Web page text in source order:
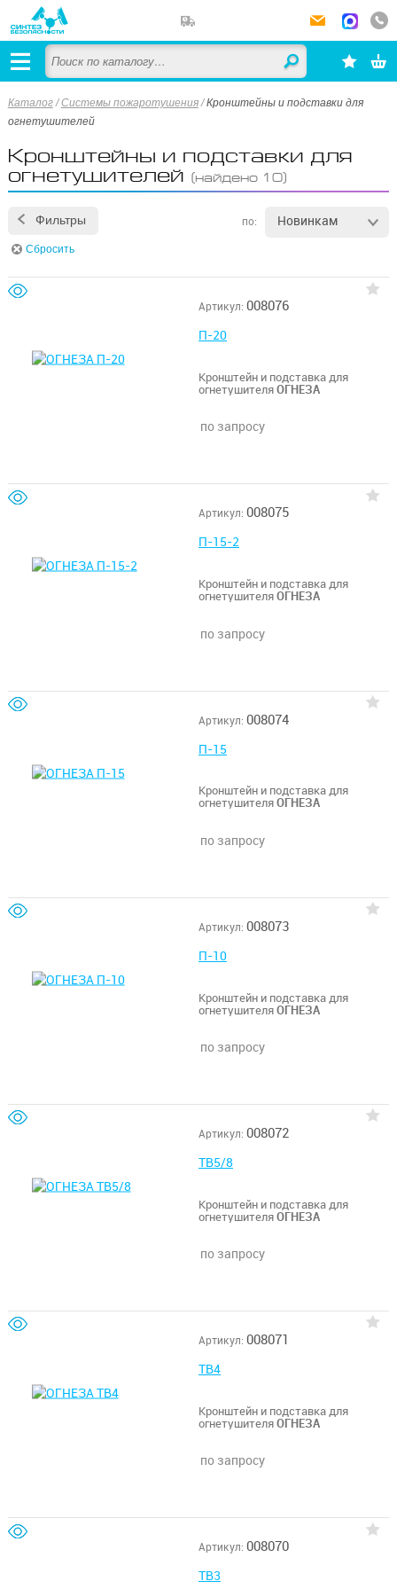
Каталог /Системы пожаротушения /Кронштейны и подставки для
огнетушителей
Кронштейны и подставки для
огнетушителей (найдено 10)
Фильтры по: Новинкам
Сбросить
Артикул: 008076
П-20
Кронштейн и подставка для
огнетушителяОГНЕЗА
по запросу
Артикул: 008075
П-15-2
Кронштейн и подставка для
огнетушителяОГНЕЗА
по запросу
Артикул: 008074
П-15
Кронштейн и подставка для
огнетушителяОГНЕЗА
по запросу
Артикул: 008073
П-10
Кронштейн и подставка для
огнетушителяОГНЕЗА
по запросу
Артикул: 008072
ТВ5/8
Кронштейн и подставка для
огнетушителяОГНЕЗА
по запросу
Артикул: 008071
ТВ4
Кронштейн и подставка для
огнетушителяОГНЕЗА
по запросу
Артикул: 008070
ТВ3